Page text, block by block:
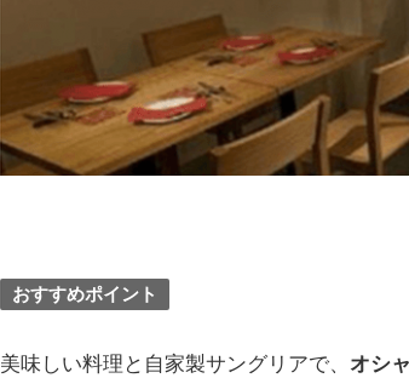
おすすめポイント
美味しい料理と自家製サングリアで、 オシ